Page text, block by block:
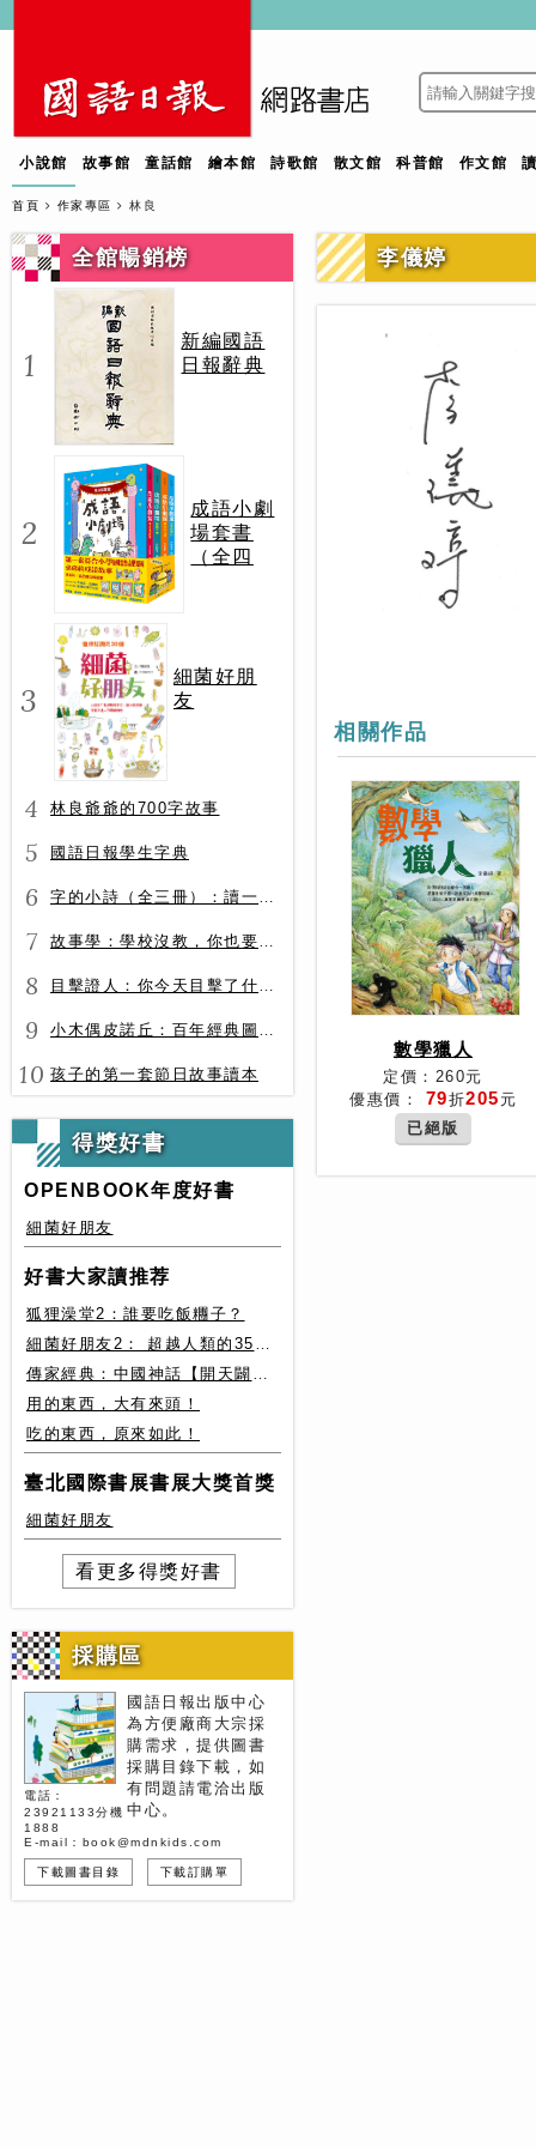
小說館 故事館 童話館 繪本館 詩歌館 散文館 科普館 作文館
首頁 作家專區 林良
全館暢銷榜
1
新編國語
日報辭典
2
成語小劇
場套書
（全四
3
細菌好朋
友
4 林良爺爺的700字故事
5 國語日報學生字典
6 字的小詩（全三冊）：讀一首詩，交一個字朋友（字字小宇宙+字字看心情+字字有意思）
7 故事學：學校沒教，你也要會的表達力
8 目擊證人：你今天目擊了什麼？
9 小木偶皮諾丘：百年經典圖文全譯版
10 孩子的第一套節日故事讀本
得獎好書
OPENBOOK年度好書
細菌好朋友
好書大家讀推荐
狐狸澡堂2：誰要吃飯糰子？
細菌好朋友2： 超越人類的35種細菌生存絕技
傳家經典：中國神話【開天闢地篇】盤古、女媧還有奇珍異獸
用的東西，大有來頭！
吃的東西，原來如此！
臺北國際書展書展大獎首獎
細菌好朋友
看更多得獎好書
採購區
國語日報出版中心
為方便廠商大宗採
購需求，提供圖書
採購目錄下載，如
有問題請電洽出版
中心。
電話：
23921133分機
1888
E-mail：book@mdnkids.com
下載圖書目錄 下載訂購單
李儀婷
相關作品
數學獵人
定價：260元
優惠價： 79折205 元
已絕版